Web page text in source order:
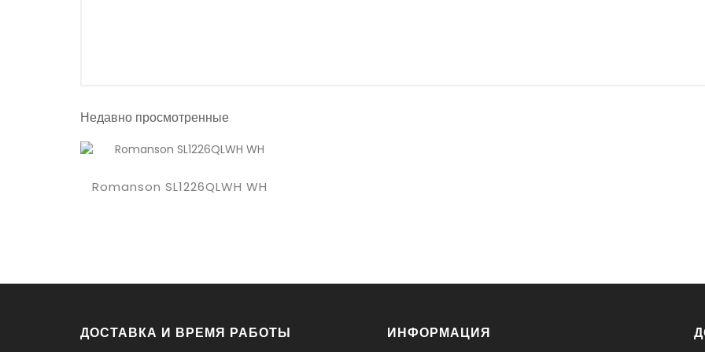
Недавно просмотренные
Romanson SL1226QLWH WH
ДОСТАВКА И ВРЕМЯ РАБОТЫ ИНФОРМАЦИЯ